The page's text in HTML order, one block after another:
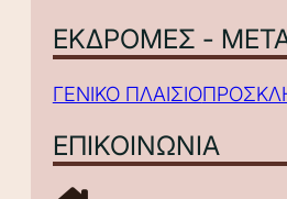
ΕΚΔΡΟΜΕΣ -
ΓΕΝΙΚΟ ΠΛΑΙΣΙΟ
ΕΠΙΚΟΙΝΩΝΙΑ